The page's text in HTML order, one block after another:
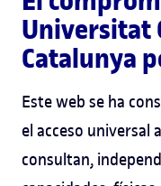
Universitat
Catalunya
Este web se ha
el acceso universal
consultan,